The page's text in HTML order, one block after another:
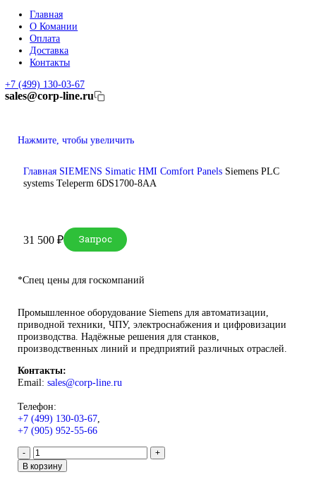
Renishaw Системы измерений
CMM Renishaw
Renishaw Калибровка
Renishaw Cтилусы
DUNGS
SMW AUTOBLOK
Сервопривод Siemens SQM
Газовый электромагнитный клапан Siemens
DEUBLIN
Оплата
Доставка
+7 (499) 130-03-67
Нажмите, чтобы увеличить
ГлавнаяSIEMENSSimatic HMI
systems Teleperm 6DS1700-8AA
31 500₽ Запрос Запрос